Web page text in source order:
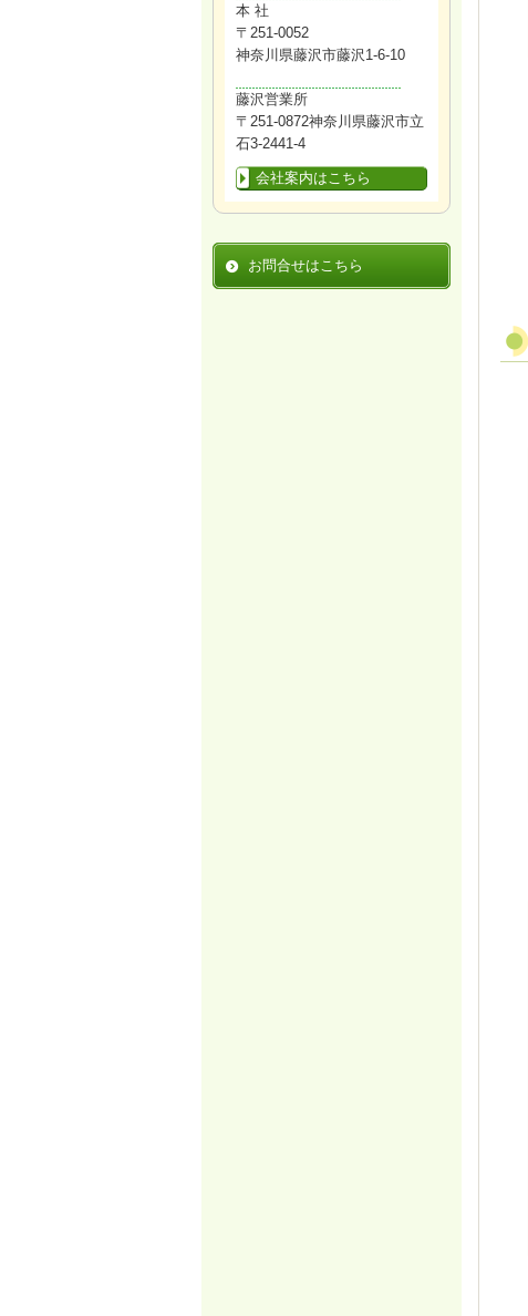
本 社
〒251-0052
神奈川県藤沢市藤沢1-6-10
藤沢営業所
〒251-0872神奈川県藤沢市立
石3-2441-4
会社案内はこちら
お問合せはこちら